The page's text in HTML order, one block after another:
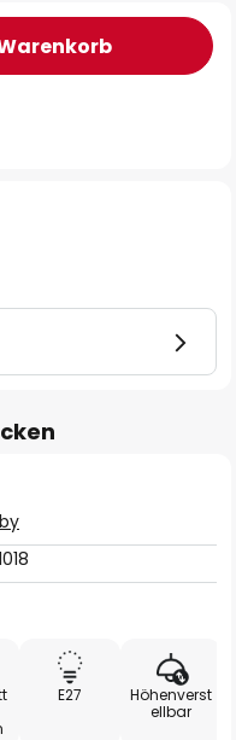
E27
Höhenverst
ellbar